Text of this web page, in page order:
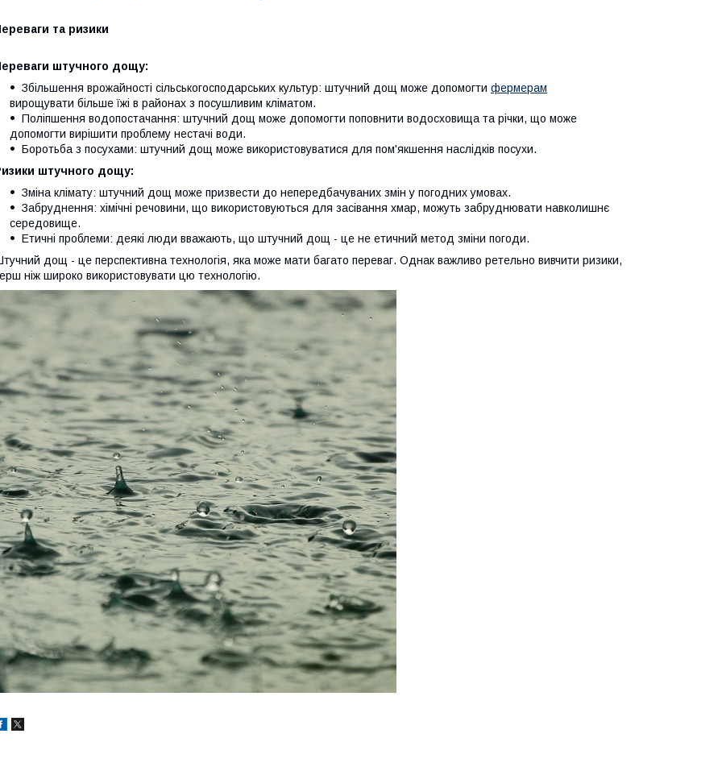
та ризики
штучного дощу:
Збільшення врожайності сільськогосподарських культур: штучний дощ може допомогти фермерам
вирощувати більше їжі в районах з посушливим кліматом.
Поліпшення водопостачання: штучний дощ може допомогти поповнити водосховища та річки, що може
допомогти вирішити проблему нестачі води.
Боротьба з посухами: штучний дощ може використовуватися для пом'якшення наслідків посухи.
штучного дощу:
Зміна клімату: штучний дощ може призвести до непередбачуваних змін у погодних умовах.
Забруднення: хімічні речовини, що використовуються для засівання хмар, можуть забруднювати навколишнє
середовище.
Етичні проблеми: деякі люди вважають, що штучний дощ - це не етичний метод зміни погоди.
дощ - це перспективна технологія, яка може мати багато переваг. Однак важливо ретельно вивчити ризики,
ніж широко використовувати цю технологію.